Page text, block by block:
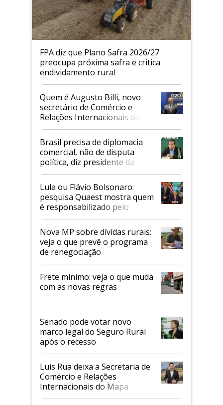
FPA diz que Plano Safra 2026/27
preocupa próxima safra e critica
endividamento rural
Quem é Augusto Billi, novo
secretário de Comércio e
Relações Internacionais do
Mapa
Brasil precisa de diplomacia
comercial, não de disputa
política, diz presidente da
Faesp
Lula ou Flávio Bolsonaro:
pesquisa Quaest mostra quem
é responsabilizado pelo
tarifaço dos EUA
Nova MP sobre dívidas rurais:
veja o que prevê o programa
de renegociação
Frete mínimo: veja o que muda
com as novas regras
Senado pode votar novo
marco legal do Seguro Rural
após o recesso
Luis Rua deixa a Secretaria de
Comércio e Relações
Internacionais do Mapa